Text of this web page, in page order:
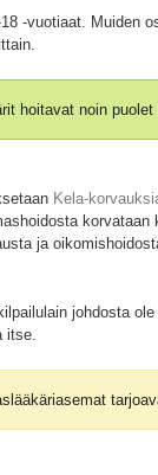
-vuotiaat. Muiden
hoitavat noin
Kela-
korvataan
ja
johdosta
itse.